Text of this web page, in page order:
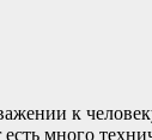
к
много